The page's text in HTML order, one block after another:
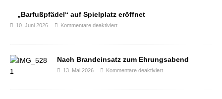
„Barfußpfädel“ auf Spielplatz eröffnet
10. Juni 2026 Kommentare deaktiviert
Nach Brandeinsatz zum Ehrungsabend
13. Mai 2026 Kommentare deaktiviert